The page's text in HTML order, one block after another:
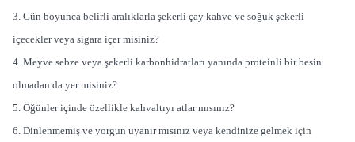
3. Gün boyunca belirli aralıklarla şekerli çay kahve ve soğuk şekerli
içecekler veya sigara içer misiniz?
4. Meyve sebze veya şekerli karbonhidratları yanında proteinli bir besin
olmadan da yer misiniz?
5. Öğünler içinde özellikle kahvaltıyı atlar mısınız?
6. Dinlenmemiş ve yorgun uyanır mısınız veya kendinize gelmek için